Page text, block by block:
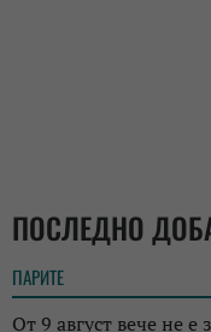
ПОСЛЕДНО
ПАРИТЕ
От 9 август вече не